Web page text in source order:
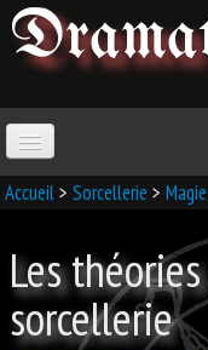
ACCUEIL
PARANORMAL
MAGIE
Accueil> Sorcellerie >
Les
sorcellerie